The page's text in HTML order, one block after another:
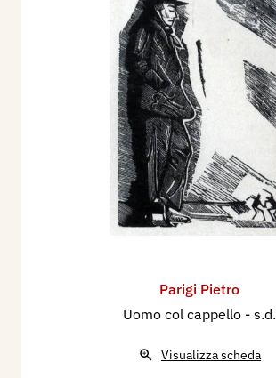
Parigi Pietro
Uomo col cappello - s.d.
Visualizza scheda